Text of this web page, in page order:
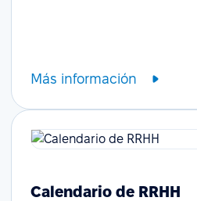
Más información
Calendario de RRHH